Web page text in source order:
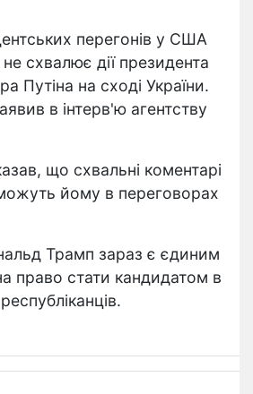
перегонів у США
схвалює дії президента
Путіна на сході України.
в інтерв'ю агентству
що схвальні коментарі
йому в переговорах
Трамп зараз є єдиним
право стати кандидатом в